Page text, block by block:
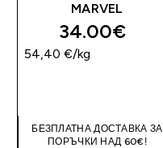
MARVEL
34.00€‎
54,40 €‎/kg
БЕЗПЛАТНА ДОСТАВКА ЗА
ПОРЪЧКИ НАД 60€!